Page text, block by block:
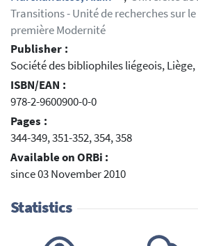
Transitions - Unité de recherches sur le
première Modernité
Publisher :
Société des bibliophiles liégeois,
ISBN/EAN :
978-2-9600900-0-0
Pages :
344-349, 351-352, 354, 358
Available on ORBi :
since 03 November 2010
Statistics